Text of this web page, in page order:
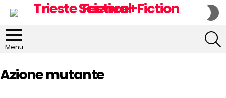
Menu
Azione mutante